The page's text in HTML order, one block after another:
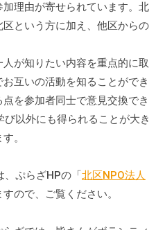
理由が寄せられています。北
という方に加え、他区からの
が知りたい内容を重点的に取
互いの活動を知ることができ
を参加者同士で意見交換でき
以外にも得られることが大き
。
、ぷらざHPの「北区NPO法人
ので、ご覧ください。